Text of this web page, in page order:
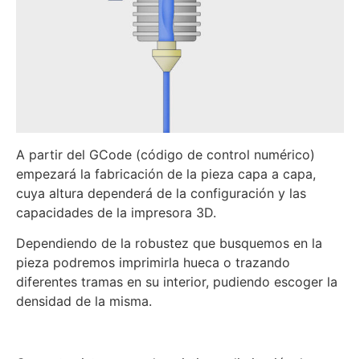
A partir del GCode (código de control numérico)
empezará la fabricación de la pieza capa a capa,
cuya altura dependerá de la configuración y las
capacidades de la impresora 3D.
Dependiendo de la robustez que busquemos en la
pieza podremos imprimirla hueca o trazando
diferentes tramas en su interior, pudiendo escoger la
densidad de la misma.